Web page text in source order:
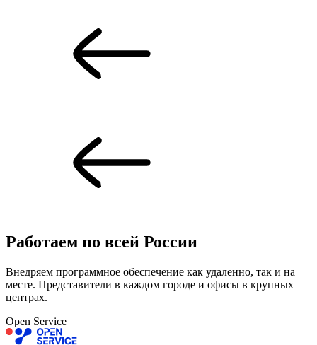
Работаем по всей России
Внедряем программное обеспечение как удаленно, так и на
месте. Представители в каждом городе и офисы в крупных
центрах.
Open Service